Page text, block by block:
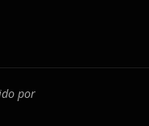
por